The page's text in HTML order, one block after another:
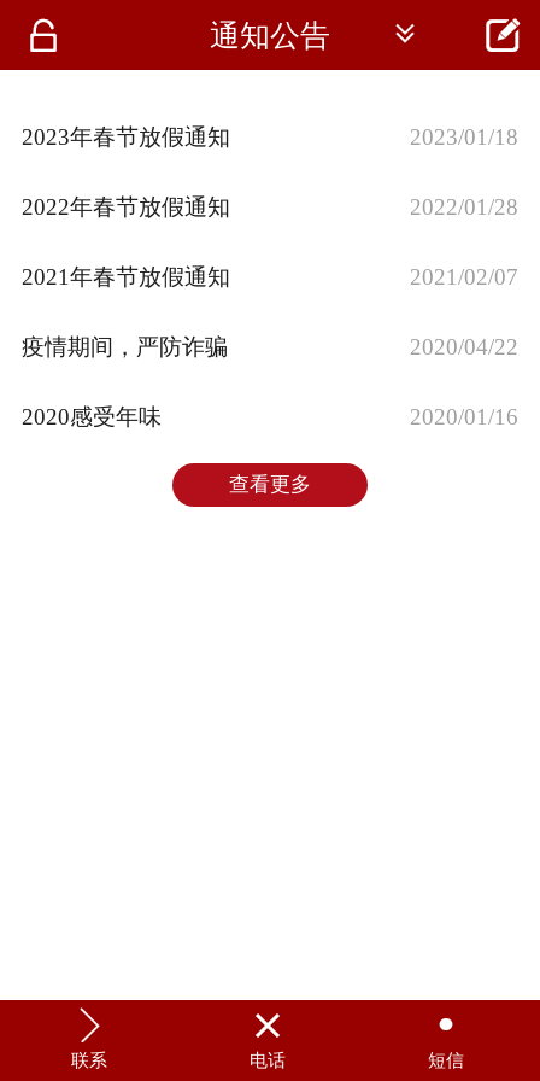
 首页
医疗资讯
 通知公告  
2023年春节放假通知 2023/01/18
2022年春节放假通知 2022/01/28
2021年春节放假通知 2021/02/07
疫情期间，严防诈骗 2020/04/22
2020感受年味 2020/01/16
查看更多

联系

电话

短信